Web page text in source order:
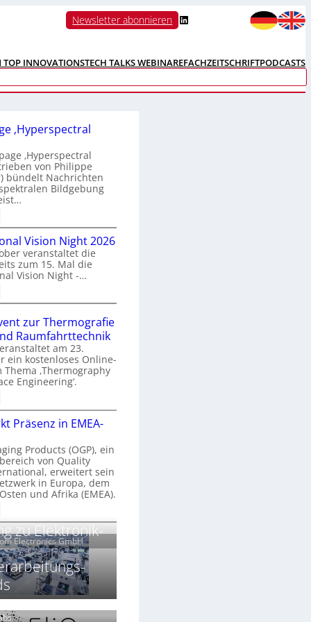
Newsletter abonnieren LinkedIn
TOP INNOVATIONSTECH TALKS WEBINAREFACHZEITSCHRIFTPODCASTS
‚Hyperspectral
‚Hyperspectral
von Philippe
bündelt Nachrichten
Bildgebung
a
Vision Night 2026
veranstaltet die
zum 15. Mal die
Vision Night -…
zur Thermografie
Raumfahrttechnik
am 23.
ein kostenloses Online-
Thema ‚Thermography
Engineering‘.
Präsenz in EMEA-
Products (OGP), ein
von Quality
erweitert sein
in Europa, dem
und Afrika (EMEA).
Electronics GmbH
zu Elektronik-